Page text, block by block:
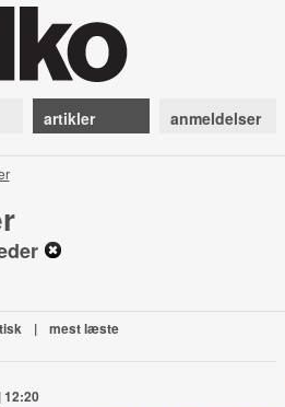
artikler anmeldelser
| mest læste
12:20